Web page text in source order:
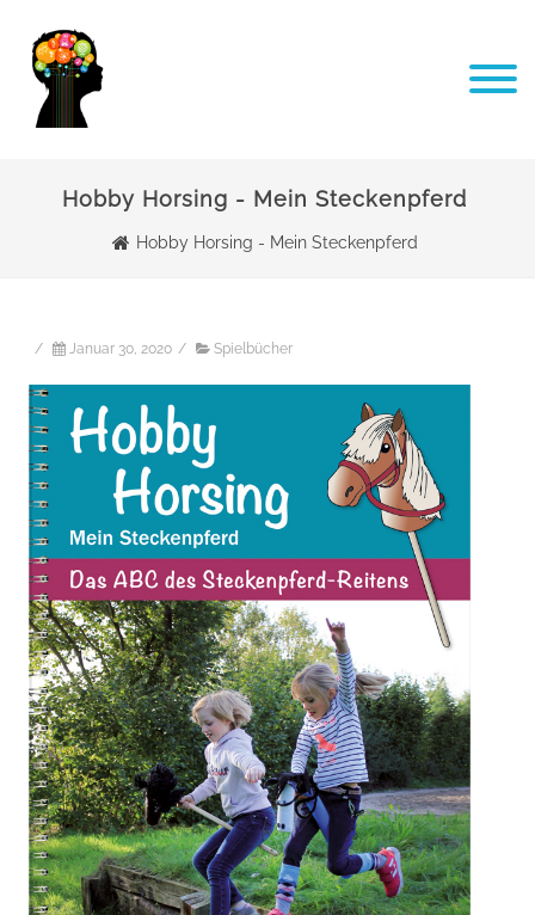
Hobby Horsing - Mein Steckenpferd
Hobby Horsing - Mein Steckenpferd
/ Januar 30, 2020 / Spielbücher